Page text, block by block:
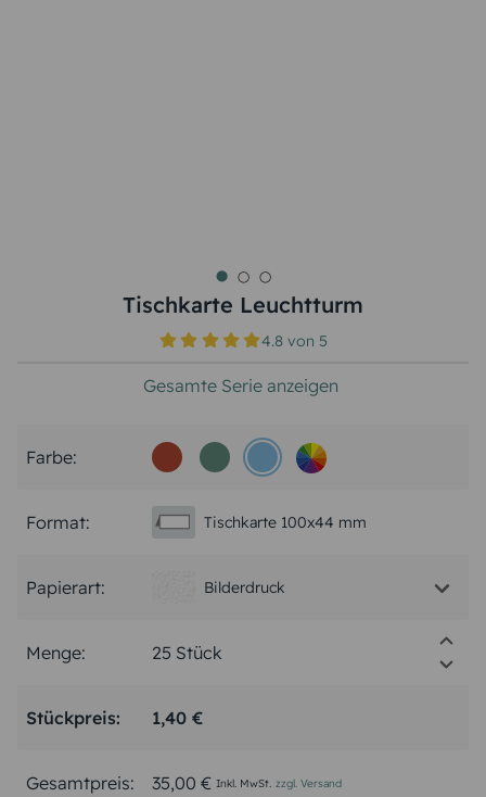
Tischkarte Leuchtturm
4.8 von5
Gesamte Serie anzeigen
Farbe:
Format: Tischkarte 100x44 mm
Papierart: Bilderdruck
Menge:
Stückpreis: 1,40 €
Gesamtpreis: 35,00 € Inkl. MwSt. zzgl. Versand